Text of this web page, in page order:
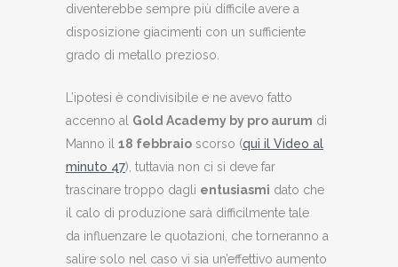
diventerebbe sempre più difficile avere a
disposizione giacimenti con un sufficiente
grado di metallo prezioso.
L’ipotesi è condivisibile e ne avevo fatto
accenno al Gold Academy by pro aurum di
Manno il 18 febbraio scorso (qui il Video al
minuto 47), tuttavia non ci si deve far
trascinare troppo dagli entusiasmi dato che
il calo di produzione sarà difficilmente tale
da influenzare le quotazioni, che torneranno a
salire solo nel caso vi sia un’effettivo aumento